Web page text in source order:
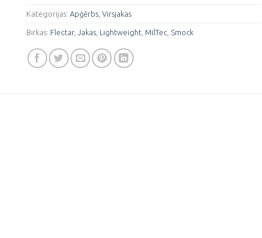
Kategorijas: Apģērbs ,Virsjakas
Birkas: Flectar, Jakas Lightweight MilTec Smock